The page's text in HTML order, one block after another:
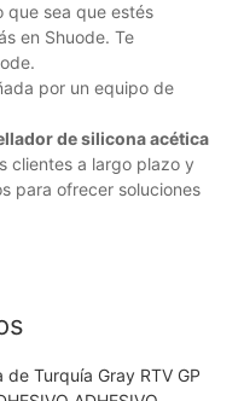
que sea que estés
en Shuode. Te
por un equipo de
de silicona acética
clientes a largo plazo y
para ofrecer soluciones